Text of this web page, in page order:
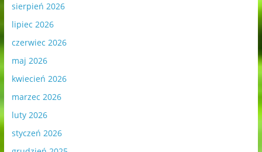
sierpień 2026
lipiec 2026
czerwiec 2026
maj 2026
kwiecień 2026
marzec 2026
luty 2026
styczeń 2026